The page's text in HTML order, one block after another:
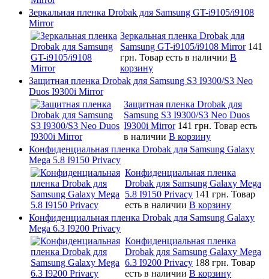
Зеркальная пленка Drobak для Samsung GT-i9105/i9108
Mirror
Зеркальная пленка Drobak для
Samsung GT-i9105/i9108 Mirror 141
грн. Товар есть в наличии В
корзину
Защитная пленка Drobak для Samsung S3 I9300/S3 Neo
Duos I9300i Mirror
Защитная пленка Drobak для
Samsung S3 I9300/S3 Neo Duos
I9300i Mirror 141 грн. Товар есть
в наличии В корзину
Конфиденциальная пленка Drobak для Samsung Galaxy
Mega 5.8 I9150 Privacy
Конфиденциальная пленка
Drobak для Samsung Galaxy Mega
5.8 I9150 Privacy 141 грн. Товар
есть в наличии В корзину
Конфиденциальная пленка Drobak для Samsung Galaxy
Mega 6.3 I9200 Privacy
Конфиденциальная пленка
Drobak для Samsung Galaxy Mega
6.3 I9200 Privacy 188 грн. Товар
есть в наличии В корзину